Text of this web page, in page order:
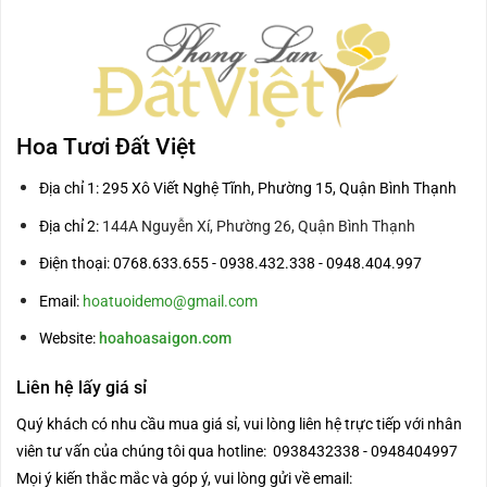
Hoa Tươi Đất Việt
Địa chỉ 1: 295 Xô Viết Nghệ Tĩnh, Phường 15, Quận Bình Thạnh
Địa chỉ 2: 144A Nguyễn Xí, Phường 26, Quận Bình Thạnh
Điện thoại: 0768.633.655 - 0938.432.338 - 0948.404.997
Email: hoatuoidemo@gmail.com
Website: hoahoasaigon.com
Liên hệ lấy giá sỉ
Quý khách có nhu cầu mua giá sỉ, vui lòng liên hệ trực tiếp với nhân
viên tư vấn của chúng tôi qua hotline: 0938432338 - 0948404997
Mọi ý kiến thắc mắc và góp ý, vui lòng gửi về email: